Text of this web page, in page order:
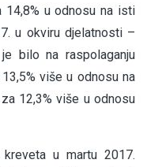
u odnosu na isti
u okviru djelatnosti –
bilo na raspolaganju
više u odnosu na
12,3% više u odnosu
u martu 2017.